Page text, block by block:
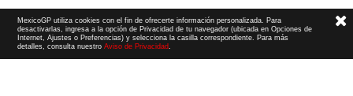
MexicoGP utiliza cookies con el fin de ofrecerte información personalizada. Para
desactivarlas, ingresa a la opción de Privacidad de tu navegador (ubicada en Opciones de
Internet, Ajustes o Preferencias) y selecciona la casilla correspondiente. Para más
detalles, consulta nuestroAviso de Privacidad.